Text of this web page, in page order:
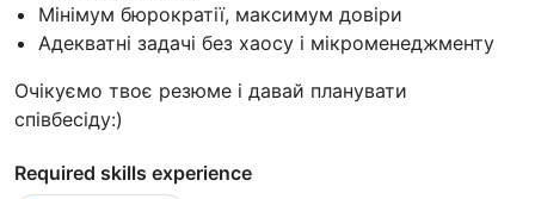
Мінімум бюрократії, максимум довіри
Адекватні задачі без хаосу і мікроменеджменту
Очікуємо твоє резюме і давай планувати
співбесіду:)
Required skills experience